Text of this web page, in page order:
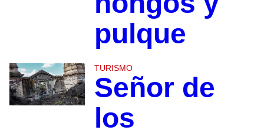
pulque
TURISMO
Señor de
los